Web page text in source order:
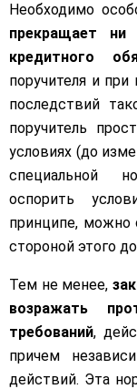
Необходимо
прекращает ни
кредитного
поручителя и при
последствий
поручитель
условиях (до
специальной
оспорить
принципе, можно
стороной этого
Тем не менее,
возражать
требований,
причем
действий. Эта